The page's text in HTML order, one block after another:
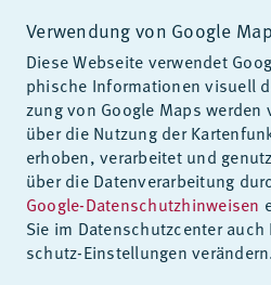
Verwendung von Google
Die­se Web­sei­te ver­wen­det
phi­sche In­for­ma­tio­nen vi­su­ell
zung von Goog­le Maps wer­den
über die Nut­zung der
er­ho­ben, ver­ar­bei­tet und
über die Da­ten­ver­ar­bei­tung
Google-Datenschutzhinweisen
Sie im Da­ten­schutz­cen­ter
schutz-Ein­stel­lun­gen